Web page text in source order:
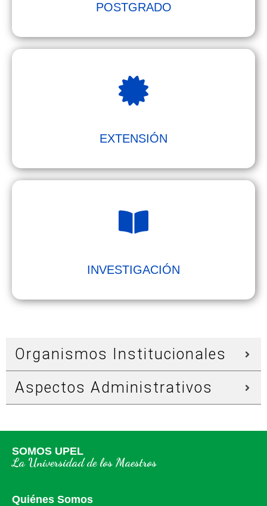
POSTGRADO
EXTENSIÓN
INVESTIGACIÓN
Organismos Institucionales
Aspectos Administrativos
SOMOS UPEL
La Universidad de los Maestros
Quiénes Somos